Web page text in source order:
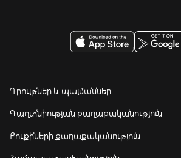
Դրույթներ և պայմաններ
Գաղտնիության քաղաքականություն
Քուքիների քաղաքականություն